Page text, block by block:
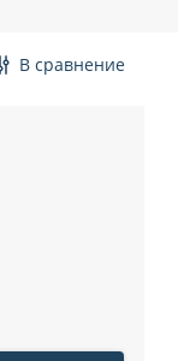
В сравнение